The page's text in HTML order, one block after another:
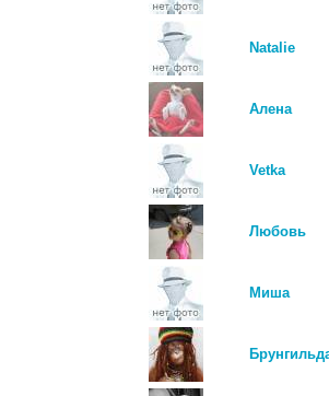
Natalie
Алена
Vetka
Любовь
Миша